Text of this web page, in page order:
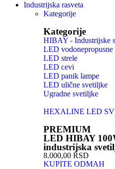
Industrijska rasveta
Kategorije
Kategorije
HIBAY - Industrijske
LED vodonepropusne
LED strele
LED cevi
LED panik lampe
LED ulične svetiljke
Ugradne svetiljke
HEXALINE LED
PREMIUM
LED HIBAY
industrijska
8.000,00 RSD
KUPITE ODMAH